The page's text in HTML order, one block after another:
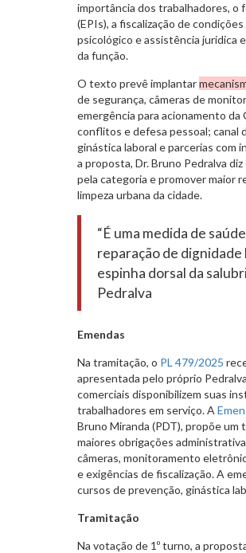
importância dos trabalhadores,
(EPIs), a fiscalização de
psicológico e assistência jurídica
da função.
O texto prevê implantar
de segurança, câmeras de
emergência para acionamento da
conflitos e defesa pessoal; canal
ginástica laboral e parcerias com
a proposta, Dr. Bruno Pedralva
pela categoria e promover maior
limpeza urbana da cidade.
“É uma medida de
reparação de dignidade
espinha dorsal da
Pedralva
Emendas
Na tramitação, o PL 479/2025
apresentada pelo próprio
comerciais disponibilizem suas
trabalhadores em serviço. A
Bruno Miranda (PDT), propõe
maiores obrigações
câmeras, monitoramento
e exigências de fiscalização. A
cursos de prevenção, ginástica
Tramitação
Na votação de 1º turno, a